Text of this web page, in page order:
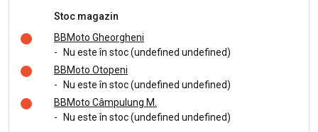
Stoc magazin
BBMoto Gheorgheni
-
Nu este în stoc (undefined undefined)
BBMoto Otopeni
-
Nu este în stoc (undefined undefined)
BBMoto Câmpulung M.
-
Nu este în stoc (undefined undefined)